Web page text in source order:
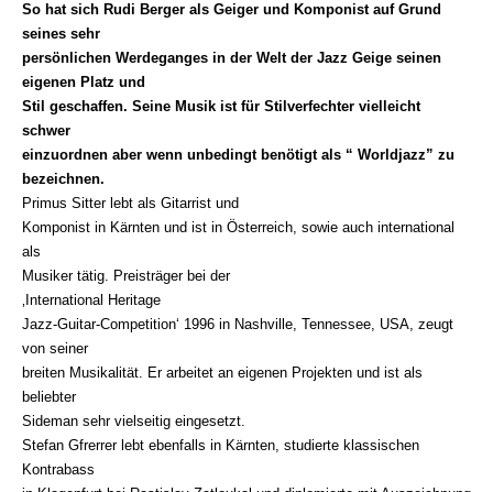
So hat sich Rudi Berger als Geiger und Komponist auf Grund
seines sehr
persönlichen Werdeganges in der Welt der Jazz Geige seinen
eigenen Platz und
Stil geschaffen. Seine Musik ist für Stilverfechter vielleicht
schwer
einzuordnen aber wenn unbedingt benötigt als “ Worldjazz” zu
bezeichnen.
Primus Sitter lebt als Gitarrist und
Komponist in Kärnten und ist in Österreich, sowie auch international
als
Musiker tätig. Preisträger bei der
‚International Heritage
Jazz-Guitar-Competition‘ 1996 in Nashville, Tennessee, USA, zeugt
von seiner
breiten Musikalität. Er arbeitet an eigenen Projekten und ist als
beliebter
Sideman sehr vielseitig eingesetzt.
Stefan Gfrerrer lebt ebenfalls in Kärnten, studierte klassischen
Kontrabass